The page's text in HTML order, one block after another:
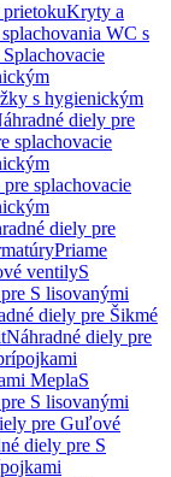
Kryty a
WC s
s hygienickým
diely pre
splachovacie
splachovacie
diely pre
Priame
ventilyS
S lisovanými
diely pre Šikmé
Náhradné diely pre
MeplaS
S lisovanými
pre Guľové
diely pre S